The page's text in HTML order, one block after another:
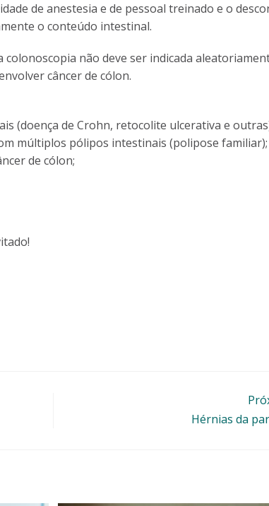
de anestesia e de pessoal treinado e o
o conteúdo intestinal.
não deve ser indicada
câncer de cólon.
(doença de Crohn, retocolite ulcerativa e
múltiplos pólipos intestinais (polipose familiar);
de cólon;
Hérnias da